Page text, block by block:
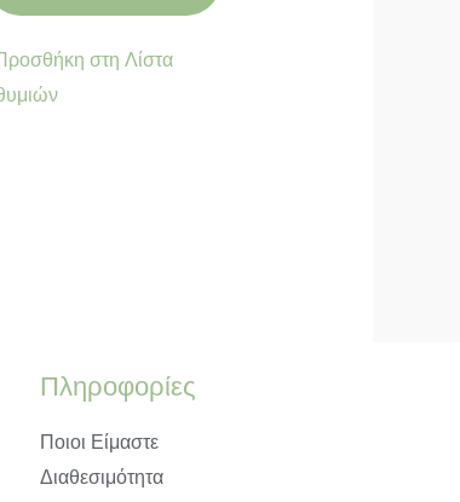
στη Λίστα
Πληροφορίες
Ποιοι Είμαστε
Διαθεσιμότητα